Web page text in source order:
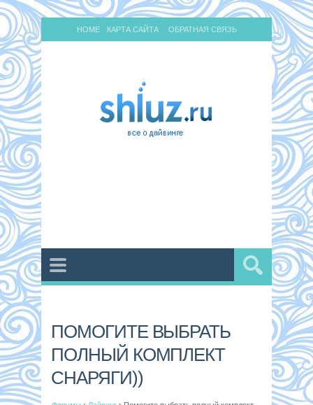
HOME КАРТА САЙТА ОБРАТНАЯ СВЯЗЬ
ПОМОГИТЕ ВЫБРАТЬ
ПОЛНЫЙ КОМПЛЕКТ
СНАРЯГИ))